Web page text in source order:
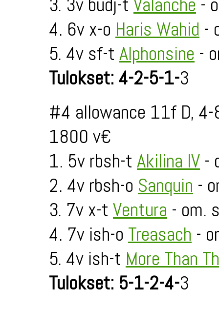
3. 3v budj-t Valanche -
4. 6v x-o Haris Wahid -
5. 4v sf-t Alphonsine -
Tulokset: 4-2-5-1-3
#4 allowance 11f D,
1800 v€
1. 5v rbsh-t Akilina IV -
2. 4v rbsh-o Sanquin -
3. 7v x-t Ventura - om.
4. 7v ish-o Treasach -
5. 4v ish-t More Than
Tulokset: 5-1-2-4-3